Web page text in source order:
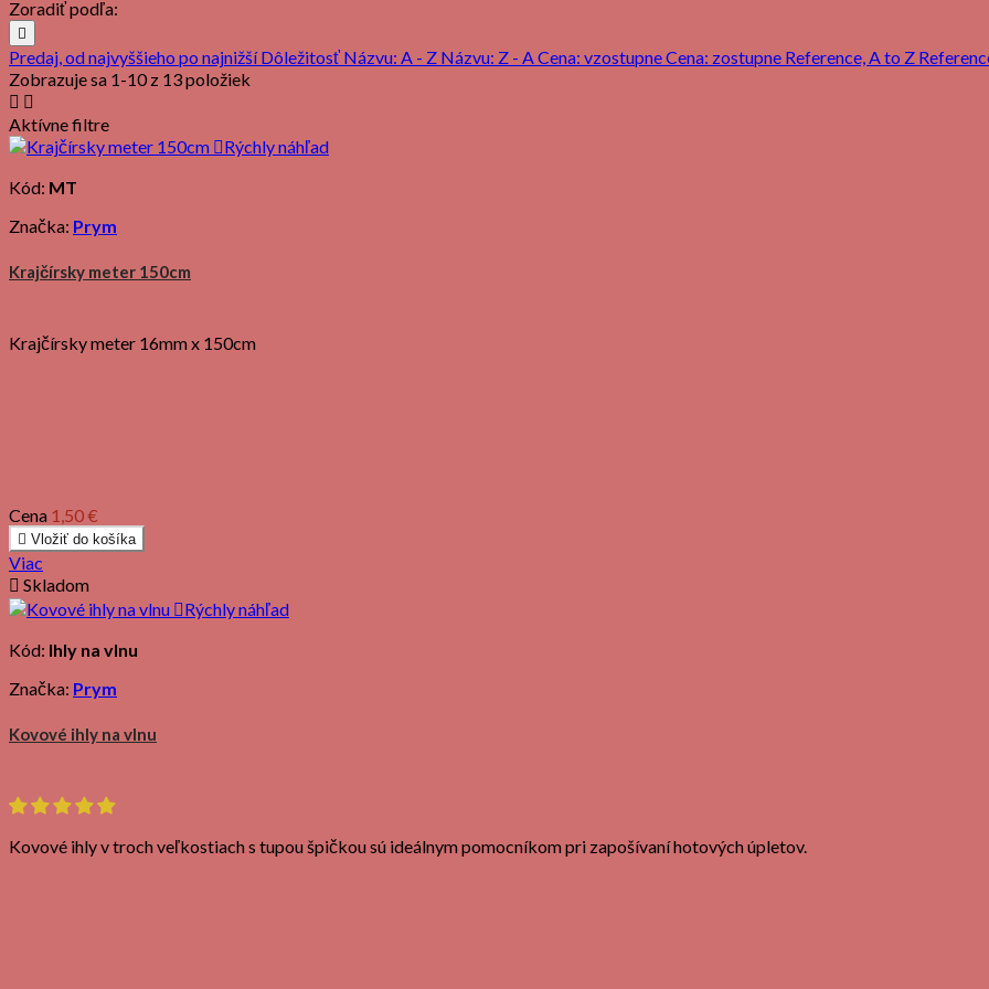
Zoradiť podľa:

Predaj, od najvyššieho po najnižšíDôležitosťNázvu: A - Z Názvu: Z - ACena: vzostupneCena: zostupne Reference, A to Z
Zobrazuje sa 1-10 z 13 položiek
 
Aktívne filtre
Rýchly náhľad
Kód: MT
Značka: Prym
Krajčírsky meter 150cm
Krajčírsky meter 16mm x 150cm
Cena 1,50 €
 Vložiť do košíka
Viac
 Skladom
Rýchly náhľad
Kód: Ihly na vlnu
Značka: Prym
Kovové ihly na vlnu
Kovové ihly v troch veľkostiach s tupou špičkou sú ideálnym pomocníkom pri zapošívaní hotových úpletov.